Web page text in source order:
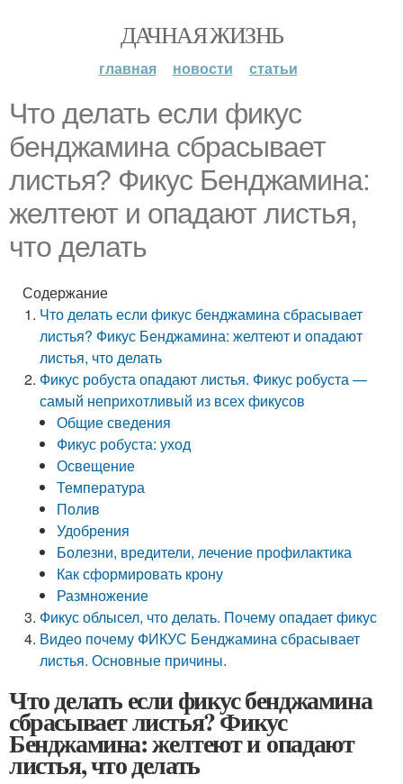
ДАЧНАЯ ЖИЗНЬ
главная новости статьи
Что делать если фикус
бенджамина сбрасывает
листья? Фикус Бенджамина:
желтеют и опадают листья,
что делать
Содержание
Что делать если фикус бенджамина сбрасывает
листья? Фикус Бенджамина: желтеют и опадают
листья, что делать
Фикус робуста опадают листья. Фикус робуста —
самый неприхотливый из всех фикусов
Общие сведения
Фикус робуста: уход
Освещение
Температура
Полив
Удобрения
Болезни, вредители, лечение профилактика
Как сформировать крону
Размножение
Фикус облысел, что делать. Почему опадает фикус
Видео почему ФИКУС Бенджамина сбрасывает
листья. Основные причины.
Что делать если фикус бенджамина
сбрасывает листья? Фикус
Бенджамина: желтеют и опадают
листья, что делать